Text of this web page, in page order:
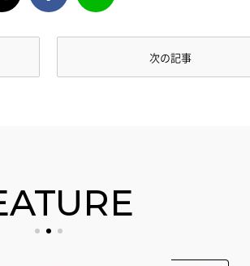
次の記事